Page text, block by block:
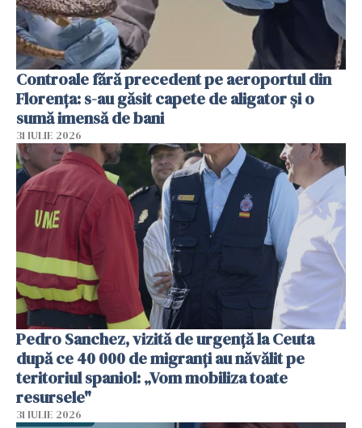
Controale fără precedent pe aeroportul din
Florența: s-au găsit capete de aligator și o
sumă imensă de bani
31 IULIE 2026
Pedro Sanchez, vizită de urgență la Ceuta
după ce 40 000 de migranți au năvălit pe
teritoriul spaniol: „Vom mobiliza toate
resursele"
31 IULIE 2026